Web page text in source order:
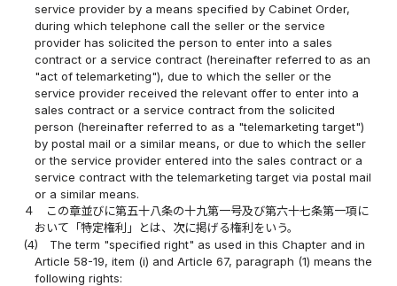
service provider by a means specified by Cabinet Order,
during which telephone call the seller or the service
provider has solicited the person to enter into a sales
contract or a service contract (hereinafter referred to as an
"act of telemarketing"), due to which the seller or the
service provider received the relevant offer to enter into a
sales contract or a service contract from the solicited
person (hereinafter referred to as a "telemarketing target")
by postal mail or a similar means, or due to which the seller
or the service provider entered into the sales contract or a
service contract with the telemarketing target via postal mail
or a similar means.
４
この章並びに第五十八条の十九第一号及び第六十七条第一項に
おいて「特定権利」とは、次に掲げる権利をいう。
(4)
The term "specified right" as used in this Chapter and in
Article 58-19, item (i) and Article 67, paragraph (1) means the
following rights: